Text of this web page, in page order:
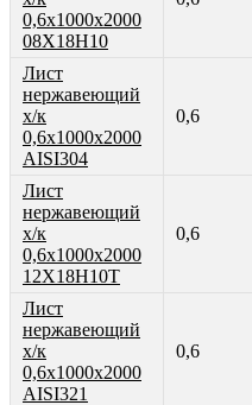
0,6х1000х2000
08Х18Н10
Лист
нержавеющий
х/к
0,6х1000х2000
AISI304
0,6
Лист
нержавеющий
х/к
0,6х1000х2000
12Х18Н10Т
0,6
Лист
нержавеющий
х/к
0,6х1000х2000
AISI321
0,6